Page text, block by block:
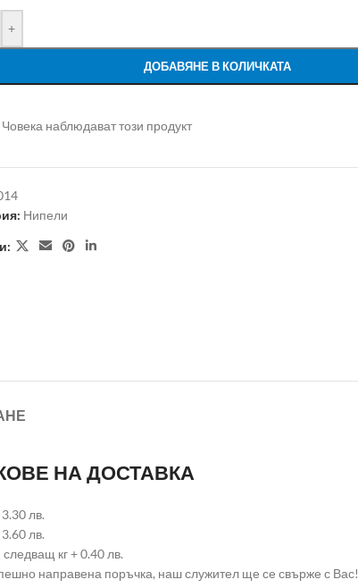
+
ДОБАВЯНЕ В КОЛИЧКАТА
Човека наблюдават този продукт
Нипели
НА ДОСТАВКА
лв.
лв.
следващ кг + 0.40 лв.
направена поръчка, наш служител ще се свърже с Вас!